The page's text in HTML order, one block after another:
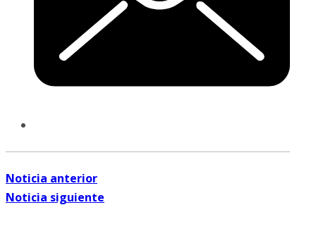
Noticia anterior
Noticia siguiente